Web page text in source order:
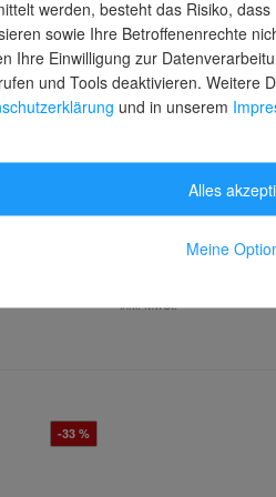
KNIPEX 12 40 200
Lieferzeit: 2-3
inkl. MwSt.
-33 %
werden, besteht das Risiko,
sowie Ihre Betroffenenrechte
Ihre Einwilligung zur
und Tools deaktivieren. Weitere
und in unserem
Alles
Meine